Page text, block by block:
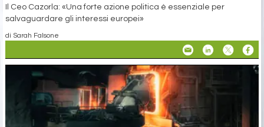
Il Ceo Cazorla: «Una forte azione politica è essenziale per
salvaguardare gli interessi europei»
di Sarah Falsone